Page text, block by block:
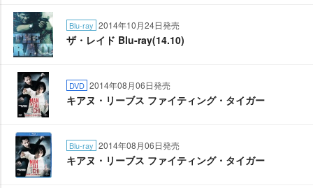
Blu-ray 2014年10月24日発売
ザ・レイド Blu-ray(14.10)
DVD 2014年08月06日発売
キアヌ・リーブス ファイティング・タイガー
Blu-ray 2014年08月06日発売
キアヌ・リーブス ファイティング・タイガー